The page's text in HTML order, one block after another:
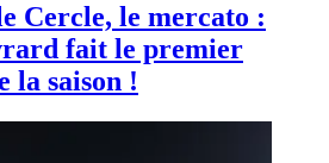
Cercle, le mercato :
fait le premier
la saison !